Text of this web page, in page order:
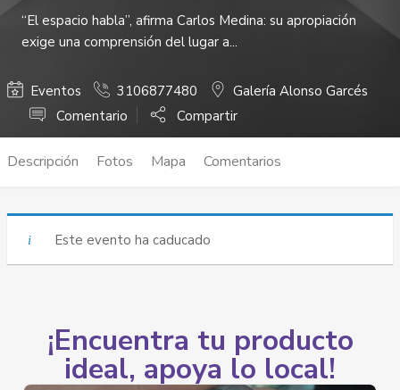
“El espacio habla”, afirma Carlos Medina: su apropiación
exige una comprensión del lugar a...
Eventos 3106877480
Galería Alonso Garcés
Comentario
Compartir
Descripción Fotos Mapa Comentarios
Este evento ha caducado
¡Encuentra tu producto
ideal, apoya lo local!